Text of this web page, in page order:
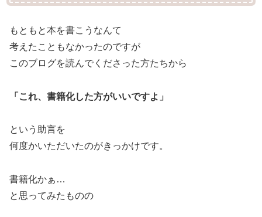
もともと本を書こうなんて
考えたこともなかったのですが
このブログを読んでくださった方たちから
「これ、書籍化した方がいいですよ」
という助言を
何度かいただいたのがきっかけです。
書籍化かぁ…
と思ってみたものの